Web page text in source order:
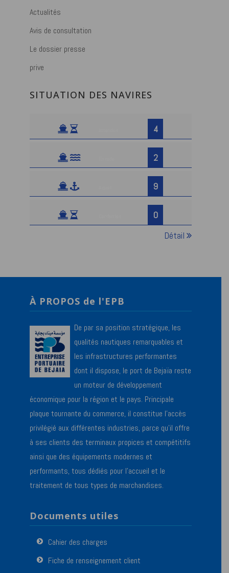
Actualités
Avis de consultation
Le dossier presse
prive
SITUATION DES NAVIRES
4
2
9
0
Détail
À PROPOS de l'EPB
De par sa position stratégique, les
qualités nautiques remarquables et
les infrastructures performantes
dont il dispose, le port de Bejaïa reste
un moteur de développement
économique pour la région et le pays. Principale
plaque tournante du commerce, il constitue l’accès
privilégié aux différentes industries, parce qu’il offre
à ses clients des terminaux propices et compétitifs
ainsi que des équipements modernes et
performants, tous dédiés pour l’accueil et le
traitement de tous types de marchandises.
Documents utiles
Cahier des charges
Fiche de renseignement client